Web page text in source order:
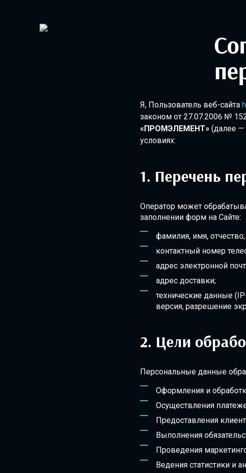
Согласие на обработку
Я, Пользователь веб-сайта
законом от 27.07.2006 №
«ПРОМЭЛЕМЕНТ»(далее —
условиях:
Перечень
Оператор может
заполнении форм на Сайте:
фамилия, имя, отчество;
контактный номер
адрес электронной
адрес доставки;
технические данные
версия, разрешение
Цели
Персональные данные
Оформления и
Осуществления
Предоставления
Выполнения
Проведения
Ведения статистики и